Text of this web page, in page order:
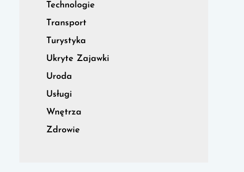
Technologie
Transport
Turystyka
Ukryte Zajawki
Uroda
Usługi
Wnętrza
Zdrowie